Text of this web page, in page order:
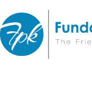
treści